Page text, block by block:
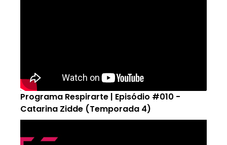
Programa Respirarte | Episódio #010 -
Catarina Zidde (Temporada 4)